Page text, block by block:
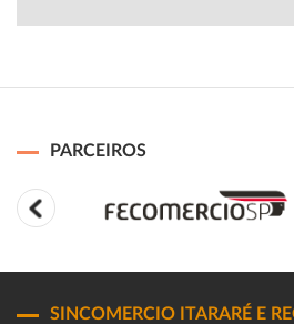
PARCEIROS
SINCOMERCIO ITARARÉ E